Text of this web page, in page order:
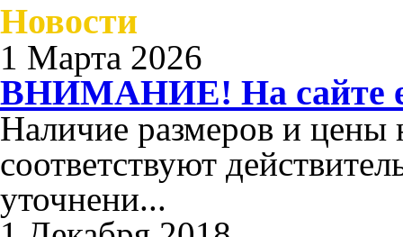
Новости
1 Марта 2026
ВНИМАНИЕ! На сайте
Наличие размеров и цены
соответствуют
уточнени...